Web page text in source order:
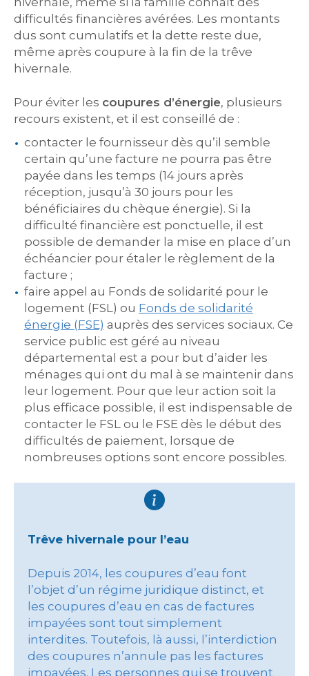
difficultés financières avérées. Les montants
dus sont cumulatifs et la dette reste due,
même après coupure à la fin de la trêve
hivernale.
Pour éviter les coupures d’énergie, plusieurs
recours existent, et il est conseillé de :
contacter le fournisseur dès qu’il semble
certain qu’une facture ne pourra pas être
payée dans les temps (14 jours après
réception, jusqu’à 30 jours pour les
bénéficiaires du chèque énergie). Si la
difficulté financière est ponctuelle, il est
possible de demander la mise en place d’un
échéancier pour étaler le règlement de la
facture ;
faire appel au Fonds de solidarité pour le
logement (FSL) ou Fonds de solidarité
énergie (FSE) auprès des services sociaux. Ce
service public est géré au niveau
départemental est a pour but d’aider les
ménages qui ont du mal à se maintenir dans
leur logement. Pour que leur action soit la
plus efficace possible, il est indispensable de
contacter le FSL ou le FSE dès le début des
difficultés de paiement, lorsque de
nombreuses options sont encore possibles.
Trêve hivernale pour l’eau
Depuis 2014, les coupures d’eau font
l’objet d’un régime juridique distinct, et
les coupures d’eau en cas de factures
impayées sont tout simplement
interdites. Toutefois, là aussi, l’interdiction
des coupures n’annule pas les factures
impayées. Les personnes qui se trouvent